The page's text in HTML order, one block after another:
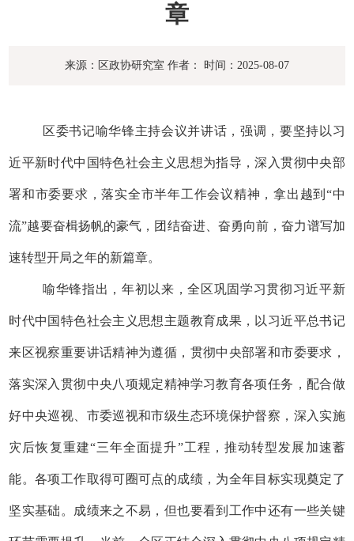
章
来源：区政协研究室 作者： 时间：2025-08-07
区委书记喻华锋主持会议并讲话，强调，要坚持以习
近平新时代中国特色社会主义思想为指导，深入贯彻中央部
署和市委要求，落实全市半年工作会议精神，拿出越到“中
流”越要奋楫扬帆的豪气，团结奋进、奋勇向前，奋力谱写加
速转型开局之年的新篇章。
喻华锋指出，年初以来，全区巩固学习贯彻习近平新
时代中国特色社会主义思想主题教育成果，以习近平总书记
来区视察重要讲话精神为遵循，贯彻中央部署和市委要求，
落实深入贯彻中央八项规定精神学习教育各项任务，配合做
好中央巡视、市委巡视和市级生态环境保护督察，深入实施
灾后恢复重建“三年全面提升”工程，推动转型发展加速蓄
能。各项工作取得可圈可点的成绩，为全年目标实现奠定了
坚实基础。成绩来之不易，但也要看到工作中还有一些关键